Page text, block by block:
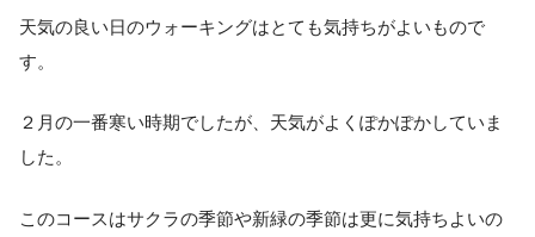
天気の良い日のウォーキングはとても気持ちがよいもので
す。
２月の一番寒い時期でしたが、天気がよくぽかぽかしていま
した。
このコースはサクラの季節や新緑の季節は更に気持ちよいの